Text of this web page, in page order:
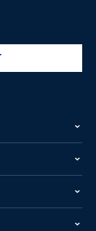
swiss-national-